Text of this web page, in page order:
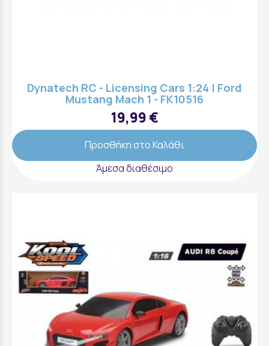
Dynatech RC - Licensing Cars 1:24 | Ford
Mustang Mach 1 - FK10516
19,99 €
Προσθήκη στο Καλάθι
Άμεσα διαθέσιμο